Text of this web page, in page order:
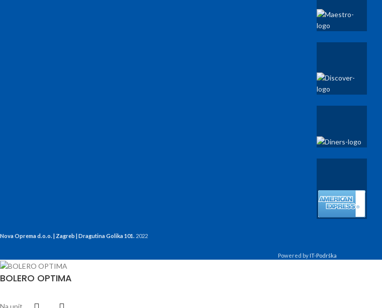
Nova Oprema d.o.o. | Zagreb | Dragutina Golika 101. 2022
Powered byIT-Podrška
BOLERO OPTIMA
Na upit